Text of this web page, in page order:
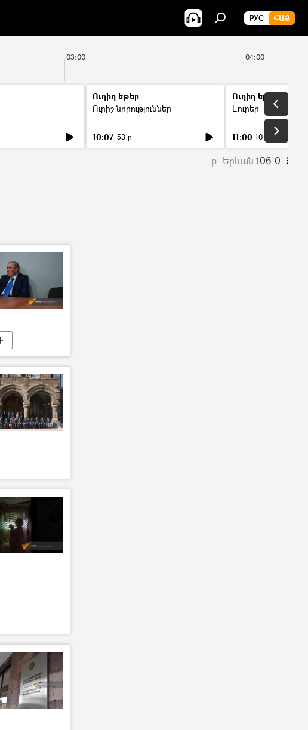
РУС ՀԱՅ
03:00 04:00
Ուղիղ եթեր
Ուրիշ նորություններ
10:07 53 ր
Ուղիղ եթեր
Լուրեր
11:00 10 ր
ք. Երևան 106.0